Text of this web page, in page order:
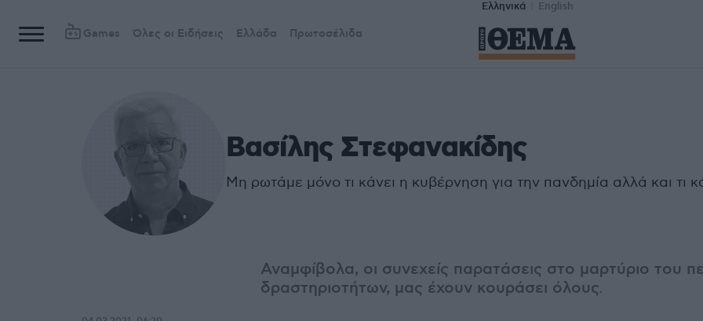
Ελληνικά English
Games Όλες οι Ειδήσεις Ελλάδα Πρωτοσέλιδα
Βασίλης Στεφανακίδης
Μη ρωτάμε μόνο τι κάνει η κυβέρνηση για την πανδημία αλλά και τι
Αναμφίβολα, οι συνεχείς παρατάσεις στο μαρτύριο του
δραστηριοτήτων, μας έχουν κουράσει όλους.